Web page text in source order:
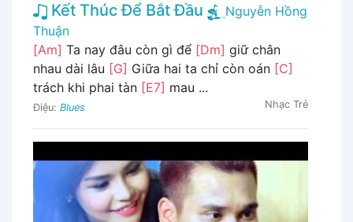
Kết Thúc Để Bắt Đầu
Nguyễn Hồng
Thuận
[Am] Ta nay đâu còn gì để [Dm] giữ chân
nhau dài lâu [G] Giữa hai ta chỉ còn oán [C]
trách khi phai tàn [E7] mau ...
Điệu: Blues Nhạc Trẻ